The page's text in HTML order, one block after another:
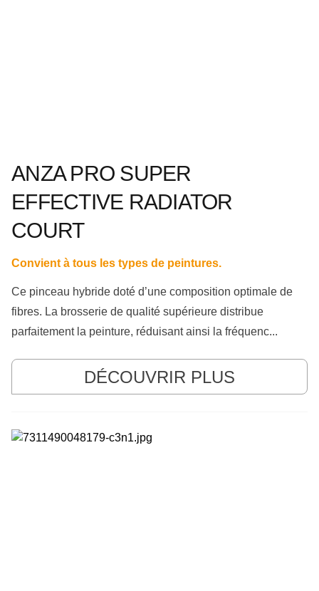
ANZA PRO SUPER
EFFECTIVE RADIATOR
COURT
Convient à tous les types de peintures.
Ce pinceau hybride doté d’une composition optimale de
fibres. La brosserie de qualité supérieure distribue
parfaitement la peinture, réduisant ainsi la fréquenc...
DÉCOUVRIR PLUS